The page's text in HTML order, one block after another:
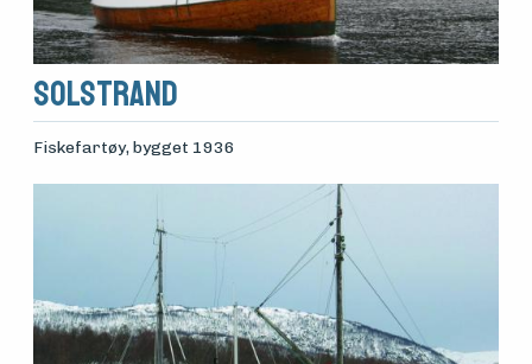
Solstrand
Fiskefartøy, bygget 1936